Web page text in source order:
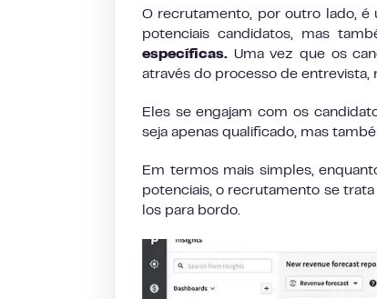
O recrutamento, por outro lado, é
potenciais candidatos, mas
específicas. Uma vez que os
através do processo de
Eles se engajam com os
seja apenas qualificado, mas
Em termos mais simples,
potenciais, o recrutamento se
los para bordo.